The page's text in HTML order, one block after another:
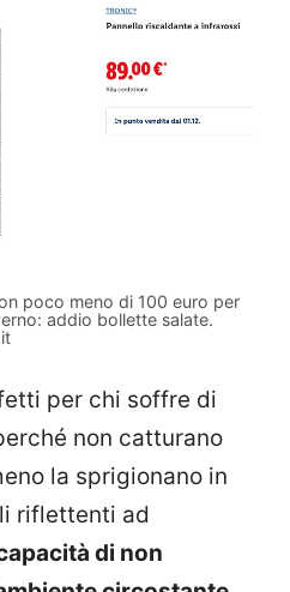
poco meno di 100 euro per
addio bollette salate.
per chi soffre di
non catturano
la sprigionano in
riflettenti ad
di non